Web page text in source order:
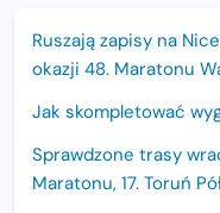
Ruszają zapisy na
okazji 48. Maratonu
Jak skompletować
Sprawdzone trasy
Maratonu, 17. Toruń